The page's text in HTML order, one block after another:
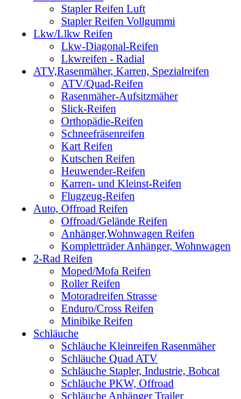
Stapler Reifen Luft
Stapler Reifen Vollgummi
Lkw/Llkw Reifen
Lkw-Diagonal-Reifen
Lkwreifen - Radial
ATV,Rasenmäher, Karren, Spezialreifen
ATV/Quad-Reifen
Rasenmäher-Aufsitzmäher
Slick-Reifen
Orthopädie-Reifen
Schneefräsenreifen
Kart Reifen
Kutschen Reifen
Heuwender-Reifen
Karren- und Kleinst-Reifen
Flugzeug-Reifen
Auto, Offroad Reifen
Offroad/Gelände Reifen
Anhänger,Wohnwagen Reifen
Kompletträder Anhänger, Wohnwagen
2-Rad Reifen
Moped/Mofa Reifen
Roller Reifen
Motoradreifen Strasse
Enduro/Cross Reifen
Minibike Reifen
Schläuche
Schläuche Kleinreifen Rasenmäher
Schläuche Quad ATV
Schläuche Stapler, Industrie, Bobcat
Schläuche PKW, Offroad
Schläuche Anhänger Trailer